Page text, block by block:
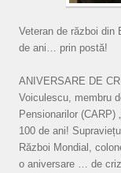
Veteran de război din
de ani… prin postă!
ANIVERSARE DE
Voiculescu, membru
Pensionarilor (CARP)
100 de ani!
Război Mondial,
o aniversare … de